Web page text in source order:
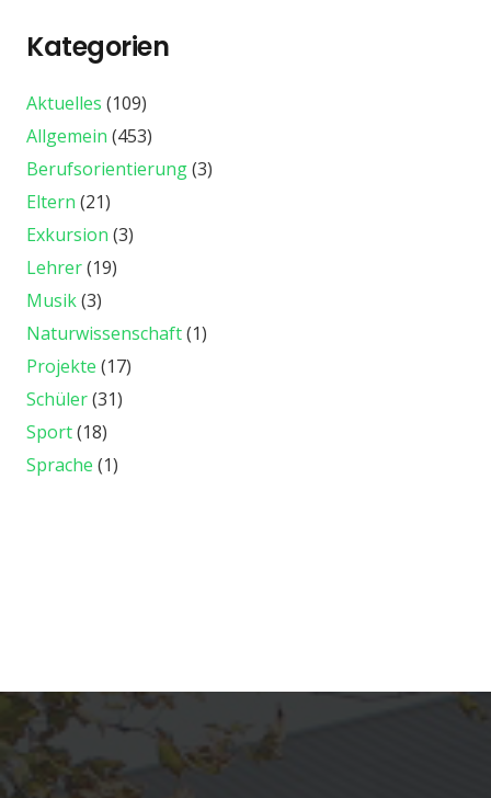
Kategorien
Aktuelles (109)
Allgemein (453)
Berufsorientierung(3)
Eltern (21)
Exkursion (3)
Lehrer(19)
Musik(3)
Naturwissenschaft(1)
Projekte (17)
Schüler(31)
Sport(18)
Sprache (1)